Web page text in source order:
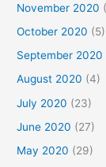
November 2020
October 2020 (5)
September 2020
August 2020 (4)
July 2020 (23)
June 2020 (27)
May 2020 (29)